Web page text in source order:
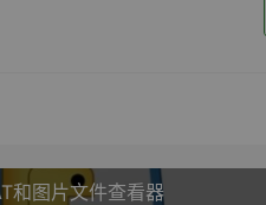
和图片文件查看器